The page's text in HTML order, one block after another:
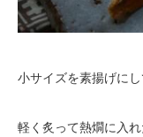
小サイズを素揚げに
軽く炙って熱燗に入